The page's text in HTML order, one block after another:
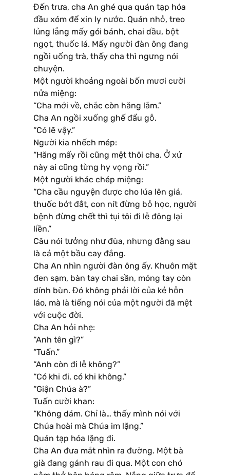
Đến trưa, cha An ghé qua quán tạp hóa
đầu xóm để xin ly nước. Quán nhỏ, treo
lủng lẳng mấy gói bánh, chai dầu, bột
ngọt, thuốc lá. Mấy người đàn ông đang
ngồi uống trà, thấy cha thì ngưng nói
chuyện.
Một người khoảng ngoài bốn mươi cười
nửa miệng:
“Cha mới về, chắc còn hăng lắm.”
Cha An ngồi xuống ghế đẩu gỗ.
“Có lẽ vậy.”
Người kia nhếch mép:
“Hăng mấy rồi cũng mệt thôi cha. Ở xứ
này ai cũng từng hy vọng rồi.”
Một người khác chép miệng:
“Cha cầu nguyện được cho lúa lên giá,
thuốc bớt đắt, con nít đừng bỏ học, người
bệnh đừng chết thì tụi tôi đi lễ đông lại
liền.”
Câu nói tưởng như đùa, nhưng đằng sau
là cả một bầu cay đắng.
Cha An nhìn người đàn ông ấy. Khuôn mặt
đen sạm, bàn tay chai sần, móng tay còn
dính bùn. Đó không phải lời của kẻ hỗn
láo, mà là tiếng nói của một người đã mệt
với cuộc đời.
Cha An hỏi nhẹ:
“Anh tên gì?”
“Tuấn.”
“Anh còn đi lễ không?”
“Có khi đi, có khi không.”
“Giận Chúa à?”
Tuấn cười khan:
“Không dám. Chỉ là… thấy mình nói với
Chúa hoài mà Chúa im lặng.”
Quán tạp hóa lặng đi.
Cha An đưa mắt nhìn ra đường. Một bà
già đang gánh rau đi qua. Một con chó